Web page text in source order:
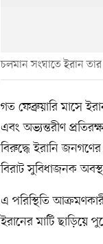
চলমান সংঘাতে ইরান
গত ফেব্রুয়ারি মাসে
এবং অভ্যন্তরীণ
বিরুদ্ধে ইরানি
বিরাট সুবিধাজনক
এ পরিস্থিতি
ইরানের মাটি ছাড়িয়ে